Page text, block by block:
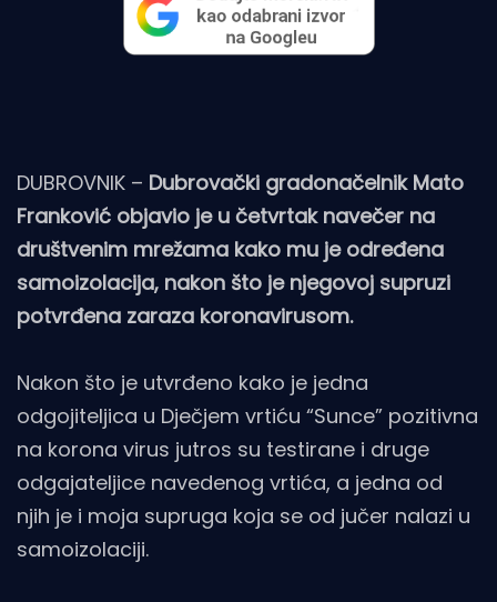
DUBROVNIK – Dubrovački gradonačelnik Mato
Franković objavio je u četvrtak navečer na
društvenim mrežama kako mu je određena
samoizolacija, nakon što je njegovoj supruzi
potvrđena zaraza koronavirusom.
Nakon što je utvrđeno kako je jedna
odgojiteljica u Dječjem vrtiću “Sunce” pozitivna
na korona virus jutros su testirane i druge
odgajateljice navedenog vrtića, a jedna od
njih je i moja supruga koja se od jučer nalazi u
samoizolaciji.